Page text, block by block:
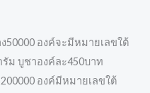
องค์จะมีหมายเลขใต้
รัม บูชาองค์ละ450บาท
องค์มีหมายเลขใต้